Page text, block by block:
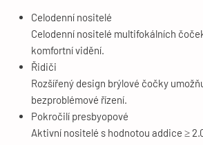
Celodenní nositelé
Celodenní nositelé multifokálních
komfortní vidění.
Řidiči
Rozšířený design brýlové čočky
bezproblémové řízení.
Pokročilí presbyopové
Aktivní nositelé s hodnotou addice ≥